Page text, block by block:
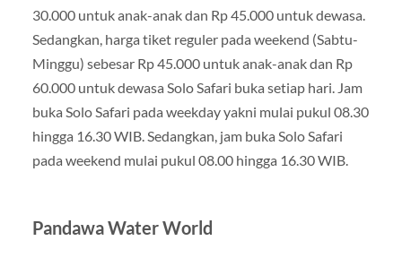
30.000 untuk anak-anak dan Rp 45.000 untuk dewasa.
Sedangkan, harga tiket reguler pada weekend (Sabtu-
Minggu) sebesar Rp 45.000 untuk anak-anak dan Rp
60.000 untuk dewasa Solo Safari buka setiap hari. Jam
buka Solo Safari pada weekday yakni mulai pukul 08.30
hingga 16.30 WIB. Sedangkan, jam buka Solo Safari
pada weekend mulai pukul 08.00 hingga 16.30 WIB.
Pandawa Water World